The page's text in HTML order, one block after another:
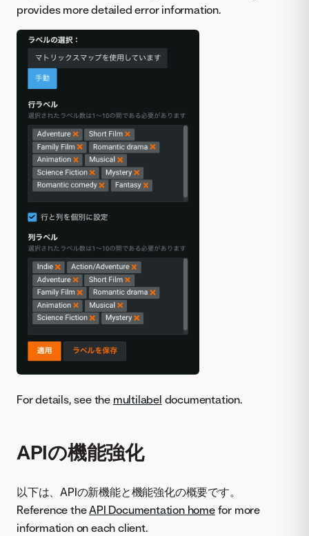
provides more detailed error information.
For details, see the multilabel documentation.
APIの機能強化
以下は、APIの新機能と機能強化の概要です。
Reference theAPI Documentation homefor more
information on each client.